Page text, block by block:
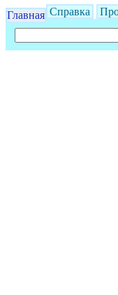
Главная Справка